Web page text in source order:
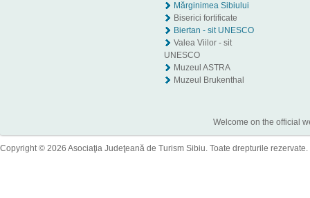
Mărginimea Sibiului
Biserici fortificate
Biertan - sit UNESCO
Valea Viilor - sit
UNESCO
Muzeul ASTRA
Muzeul Brukenthal
Welcome on the official
Copyright © 2026 Asociaţia Judeţeană de Turism Sibiu. Toate drepturile rezervate.